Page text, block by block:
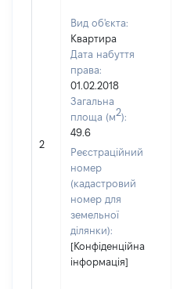
2
Вид об'єкта:
Квартира
Дата набуття
права:
01.02.2018
Загальна
площа (м2):
49.6
Реєстраційний
номер
(кадастровий
номер для
земельної
ділянки):
[Конфіденційна
інформація]